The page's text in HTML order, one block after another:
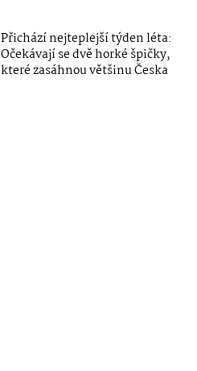
Přichází nejteplejší týden léta:
Očekávají se dvě horké špičky,
které zasáhnou většinu Česka